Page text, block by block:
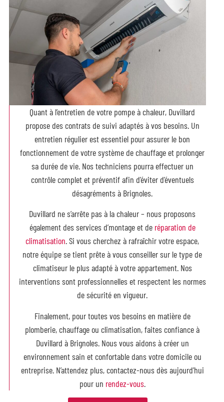
Quant à l’entretien de votre pompe à chaleur, Duvillard
propose des contrats de suivi adaptés à vos besoins. Un
entretien régulier est essentiel pour assurer le bon
fonctionnement de votre système de chauffage et prolonger
sa durée de vie. Nos techniciens pourra effectuer un
contrôle complet et préventif afin d’éviter d’éventuels
désagréments à Brignoles.
Duvillard ne s’arrête pas à la chaleur – nous proposons
également des services d’montage et de réparation de
climatisation. Si vous cherchez à rafraîchir votre espace,
notre équipe se tient prête à vous conseiller sur le type de
climatiseur le plus adapté à votre appartement. Nos
interventions sont professionnelles et respectent les normes
de sécurité en vigueur.
Finalement, pour toutes vos besoins en matière de
plomberie, chauffage ou climatisation, faites confiance à
Duvillard à Brignoles. Nous vous aidons à créer un
environnement sain et confortable dans votre domicile ou
entreprise. N’attendez plus, contactez-nous dès aujourd’hui
pour un rendez-vous.